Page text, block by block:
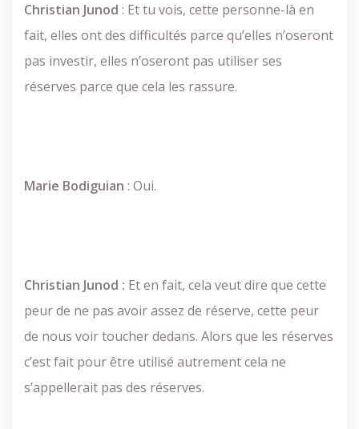
Christian Junod : Et tu vois, cette personne-là en
fait, elles ont des difficultés parce qu’elles n’oseront
pas investir, elles n’oseront pas utiliser ses
réserves parce que cela les rassure.
Marie Bodiguian : Oui.
Christian Junod : Et en fait, cela veut dire que cette
peur de ne pas avoir assez de réserve, cette peur
de nous voir toucher dedans. Alors que les réserves
c’est fait pour être utilisé autrement cela ne
s’appellerait pas des réserves.